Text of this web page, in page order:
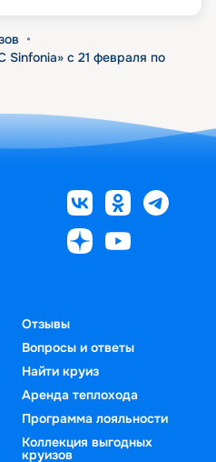
•
Sinfonia» с 21 февраля по
Отзывы
Вопросы и ответы
Найти круиз
Аренда теплохода
Программа лояльности
Коллекция выгодных
круизов